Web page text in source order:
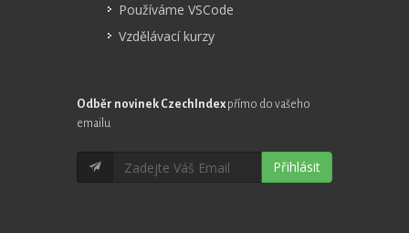
Používáme VSCode
Vzdělávací kurzy
Odběr novinek CzechIndex přímo do vašeho
emailu
Přihlásit